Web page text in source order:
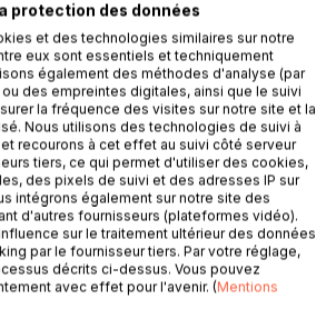
dès maintenant
AU PANIER
protection des données
et des technologies similaires sur notre
eux sont essentiels et techniquement
également des méthodes d'analyse (par
des empreintes digitales, ainsi que le suivi
la fréquence des visites sur notre site et la
Nous utilisons des technologies de suivi à
recourons à cet effet au suivi côté serveur
tiers, ce qui permet d'utiliser des cookies,
des pixels de suivi et des adresses IP sur
intégrons également sur notre site des
d'autres fournisseurs (plateformes vidéo).
sur le traitement ultérieur des données
par le fournisseur tiers. Par votre réglage,
décrits ci-dessus. Vous pouvez
avec effet pour l'avenir. (Mentions